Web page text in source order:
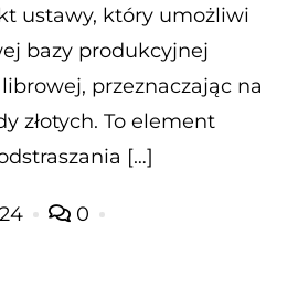
ustawy, który umożliwi
bazy produkcyjnej
przeznaczając na
złotych. To element
[…]
0